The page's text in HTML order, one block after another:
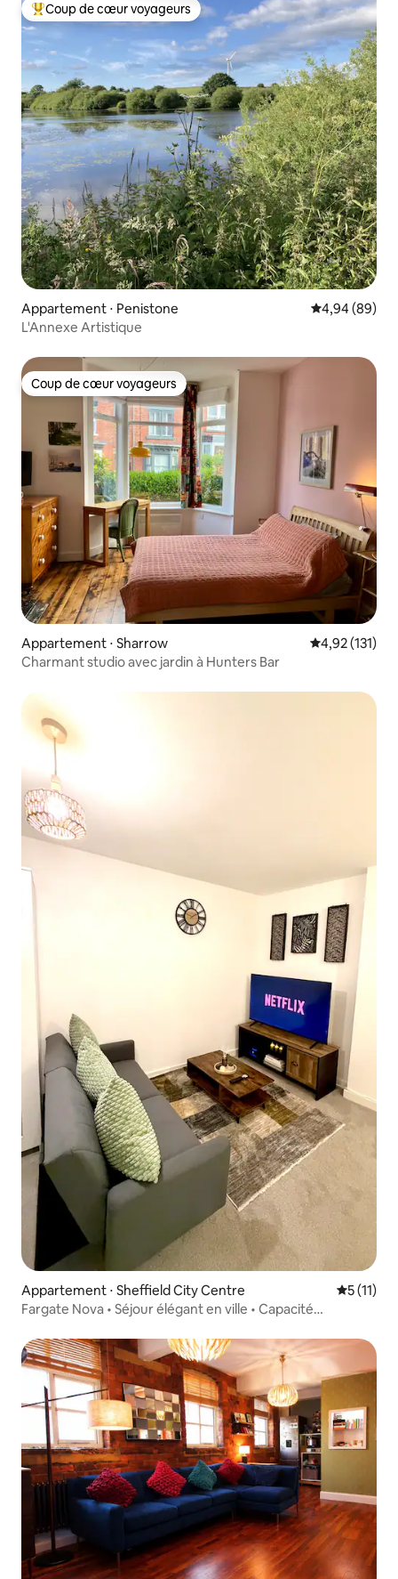
Coups de cœur voyageurs les plus appréciés
Coup de cœur voyageurs
Appartement ⋅ Penistone Évaluation
4,94 (89)
L'Annexe Artistique
Coup de cœur voyageurs
Coup de cœur voyageurs
Appartement ⋅ Sharrow Évaluation
4,92 (131)
Charmant studio avec jardin à Hunters Bar
Appartement ⋅ Sheffield City Centre
5 (11)
Fargate Nova • Séjour élégant en ville • Capacité